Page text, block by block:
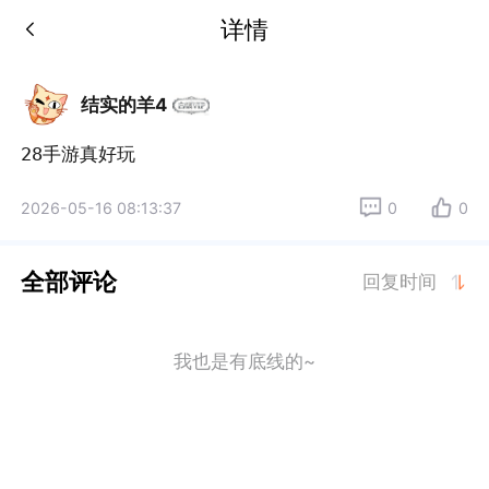
详情
结实的羊4
28手游真好玩
2026-05-16 08:13:37 0 0
全部评论 回复时间
我也是有底线的~